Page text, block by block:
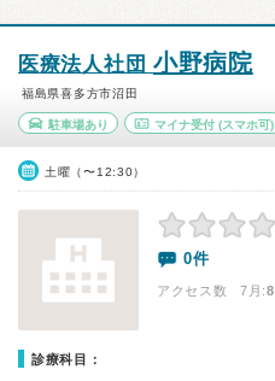
医療法人社団 小野病院
福島県喜多方市沼田
駐車場あり マイナ受付(スマホ可)
土曜（〜12:30）
0件
アクセス数 7月:8
診療科目：